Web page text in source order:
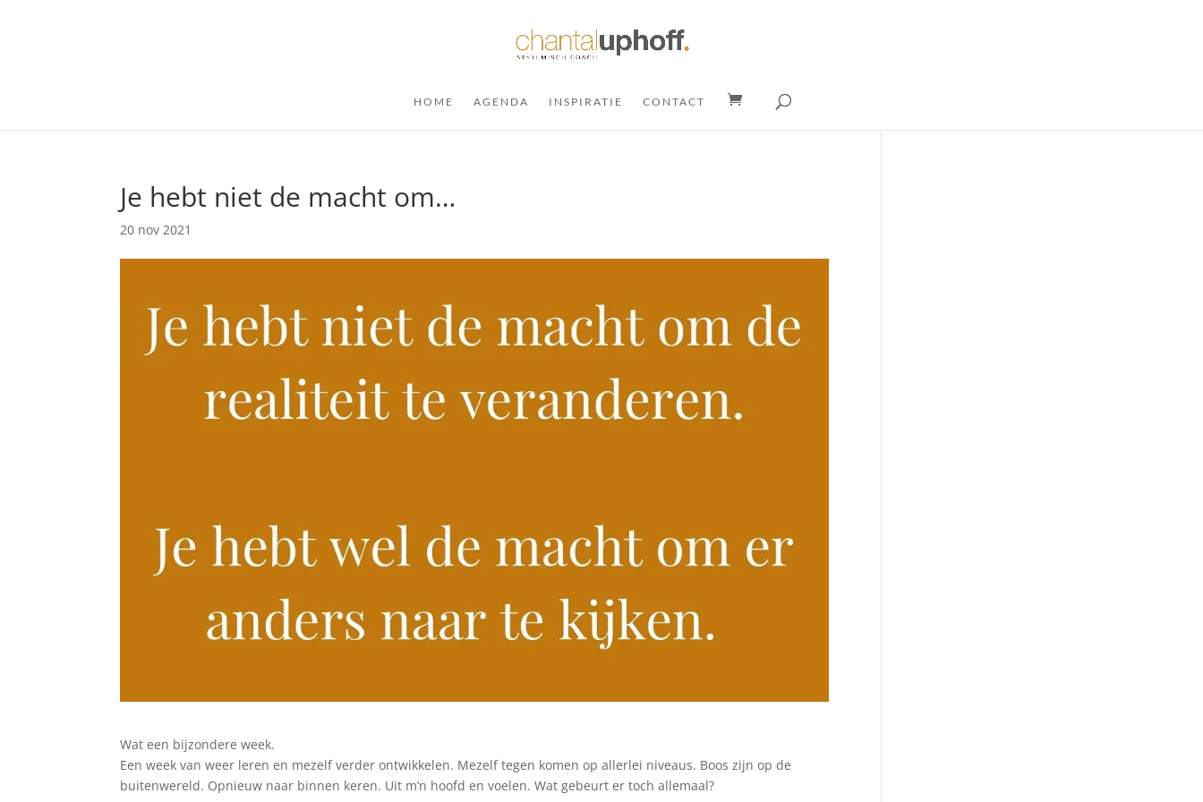
HOME AGENDA INSPIRATIE CONTACT
Je hebt niet de macht om…
20 nov 2021
Wat een bijzondere week.
Een week van weer leren en mezelf verder ontwikkelen. Mezelf tegen komen op allerlei niveaus. Boos zijn op de
buitenwereld. Opnieuw naar binnen keren. Uit m’n hoofd en voelen. Wat gebeurt er toch allemaal?